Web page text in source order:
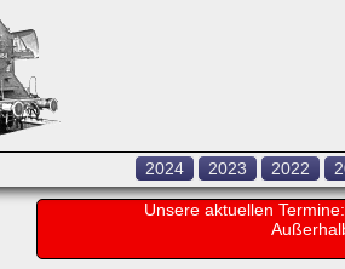
2024 2023 2022
Unsere aktuellen